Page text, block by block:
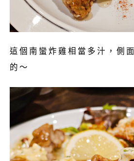
這個南蠻炸雞相當多汁，側
的～